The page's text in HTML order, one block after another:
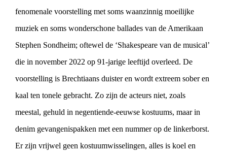
fenomenale voorstelling met soms waanzinnig moeilijke
muziek en soms wonderschone ballades van de Amerikaan
Stephen Sondheim; oftewel de ‘Shakespeare van de musical’
die in november 2022 op 91-jarige leeftijd overleed. De
voorstelling is Brechtiaans duister en wordt extreem sober en
kaal ten tonele gebracht. Zo zijn de acteurs niet, zoals
meestal, gehuld in negentiende-eeuwse kostuums, maar in
denim gevangenispakken met een nummer op de linkerborst.
Er zijn vrijwel geen kostuumwisselingen, alles is koel en